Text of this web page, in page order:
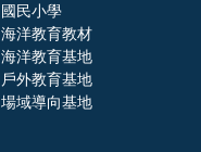
國民小學
海洋教育教材
海洋教育基地
戶外教育基地
場域導向基地